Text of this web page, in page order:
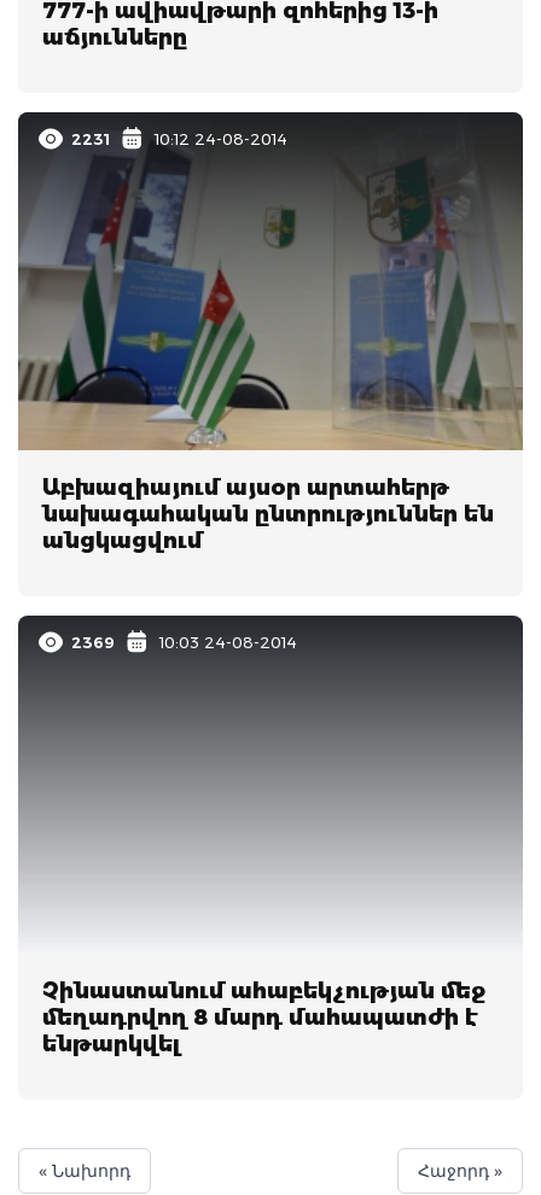
777-ի ավիավթարի զոհերից 13-ի
աճյունները
2231 10:12 24-08-2014
Աբխազիայում այսօր արտահերթ
նախագահական ընտրություններ են
անցկացվում
2369 10:03 24-08-2014
Չինաստանում ահաբեկչության մեջ
մեղադրվող 8 մարդ մահապատժի է
ենթարկվել
« Նախորդ Հաջորդ »